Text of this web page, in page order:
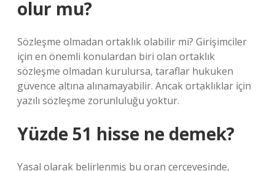
olur mu?
Sözleşme olmadan ortaklık olabilir mi? Girişimciler
için en önemli konulardan biri olan ortaklık
sözleşme olmadan kurulursa, taraflar hukuken
güvence altına alınamayabilir. Ancak ortaklıklar için
yazılı sözleşme zorunluluğu yoktur.
Yüzde 51 hisse ne demek?
Yasal olarak belirlenmiş bu oran çerçevesinde,